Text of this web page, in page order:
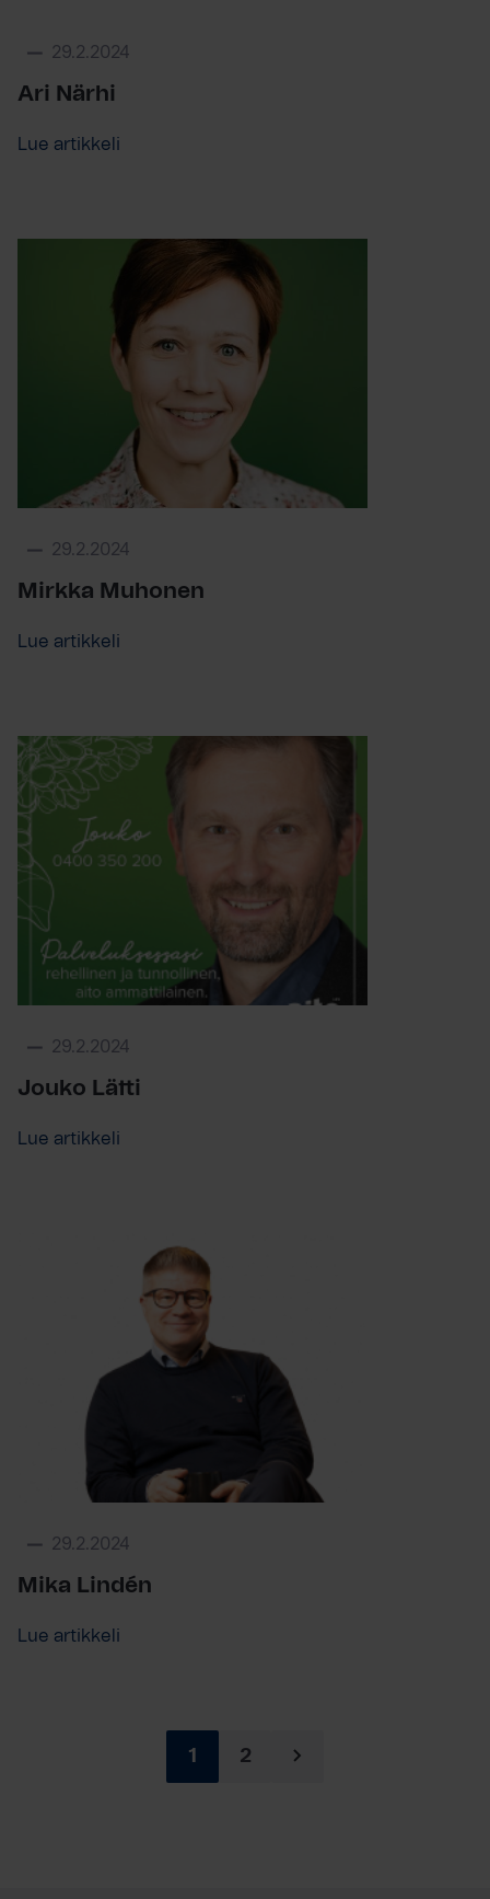
29.2.2024
Ari Närhi
Lue artikkeli
29.2.2024
Mirkka Muhonen
Lue artikkeli
29.2.2024
Jouko Lätti
Lue artikkeli
29.2.2024
Mika Lindén
Lue artikkeli
1 2